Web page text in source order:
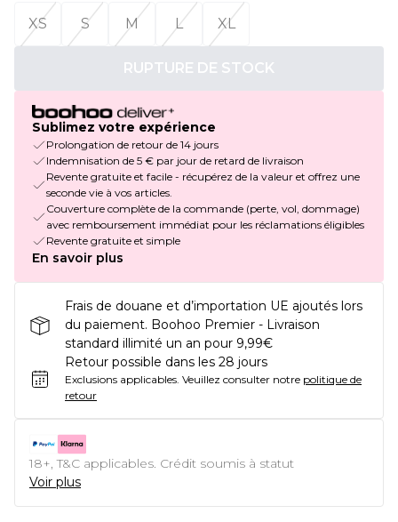
XS
S M L XL
RUPTURE DE STOCK
Sublimez votre expérience
Prolongation de retour de 14 jours
Indemnisation de 5 € par jour de retard de livraison
Revente gratuite et facile - récupérez de la valeur et offrez une
seconde vie à vos articles.
Couverture complète de la commande (perte, vol, dommage)
avec remboursement immédiat pour les réclamations éligibles
Revente gratuite et simple
En savoir plus
Frais de douane et d’importation UE ajoutés lors
du paiement. Boohoo Premier - Livraison
standard illimité un an pour 9,99€
Retour possible dans les 28 jours
Exclusions applicables. Veuillez consulter notre politique de
retour
18+, T&C applicables. Crédit soumis à statut
Voir plus